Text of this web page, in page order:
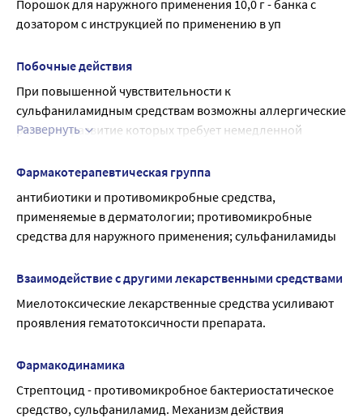
беременность и период грудного вскармливания. С
осторожностью Детский возраст. Применение при
Препарат противопоказан при беременности и в
период грудного вскармливания.
следует соблюдать осторожность при управлении
транспортными средствам, механизмами.
Порошок для наружного применения 10,0 г - банка с
дозатором с инструкцией по применению в уп
Побочные действия
При повышенной чувствительности к
сульфаниламидным средствам возможны аллергические
реакции, развитие которых требует немедленной
боль, головокружение, тошнота, рвота, диспепсия,
цианоз, лейкопения, кристаллурия.
Если любые из указанных в инструкции побочных
эффектов усугубляются, или Вы заметили любые другие
побочные эффекты, не указанные в инструкции,
Развернуть
Фармакотерапевтическая группа
антибиотики и противомикробные средства,
применяемые в дерматологии; противомикробные
средства для наружного применения; сульфаниламиды
Взаимодействие с другими лекарственными средствами
Миелотоксические лекарственные средства усиливают
проявления гематотоксичности препарата.
Фармакодинамика
Стрептоцид - противомикробное бактериостатическое
средство, сульфаниламид. Механизм действия